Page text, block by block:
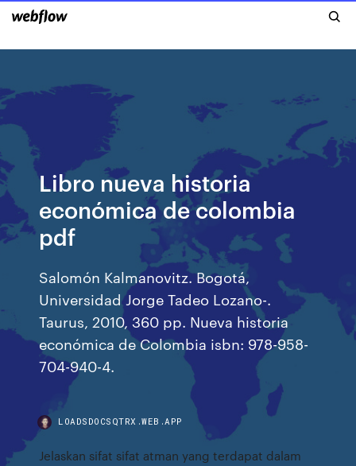
Libro nueva historia
económica de colombia
pdf
Salomón Kalmanovitz. Bogotá,
Universidad Jorge Tadeo Lozano-.
Taurus, 2010, 360 pp. Nueva historia
económica de Colombia isbn: 978-958-
704-940-4.
LOADSDOCSQTRX.WEB.APP
Jelaskan sifat sifat atman yang terdapat dalam